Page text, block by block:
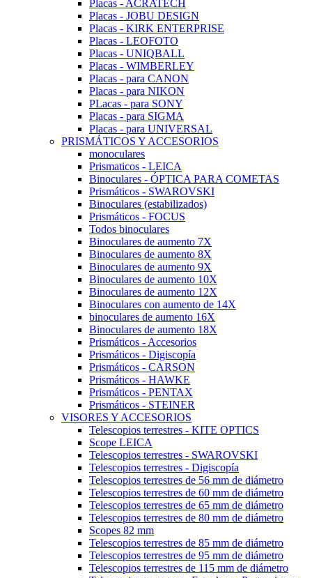
Placas - ACRATECH
Placas - JOBU DESIGN
Placas - KIRK ENTERPRISE
Placas - LEOFOTO
Placas - UNIQBALL
Placas - WIMBERLEY
Placas - para CANON
Placas - para NIKON
PLacas - para SONY
Placas - para SIGMA
Placas - para UNIVERSAL
PRISMÁTICOS Y ACCESORIOS
monoculares
Prismaticos - LEICA
Binoculares - ÓPTICA PARA COMETAS
Prismáticos - SWAROVSKI
Binoculares (estabilizados)
Prismáticos - FOCUS
Todos binoculares
Binoculares de aumento 7X
Binoculares de aumento 8X
Binoculares de aumento 9X
Binoculares de aumento 10X
Binoculares de aumento 12X
Binoculares con aumento de 14X
binoculares de aumento 16X
Binoculares de aumento 18X
Prismáticos - Accesorios
Prismáticos - Digiscopía
Prismáticos - CARSON
Prismáticos - HAWKE
Prismáticos - PENTAX
Prismáticos - STEINER
VISORES Y ACCESORIOS
Telescopios terrestres - KITE OPTICS
Scope LEICA
Telescopios terrestres - SWAROVSKI
Telescopios terrestres - Digiscopía
Telescopios terrestres de 56 mm de diámetro
Telescopios terrestres de 60 mm de diámetro
Telescopios terrestres de 65 mm de diámetro
Telescopios terrestres de 80 mm de diámetro
Scopes 82 mm
Telescopios terrestres de 85 mm de diámetro
Telescopios terrestres de 95 mm de diámetro
Telescopios terrestres de 115 mm de diámetro